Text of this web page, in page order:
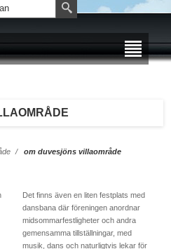
/ om duvesjöns villaområde
Det finns även en liten festplats med
dansbana där föreningen anordnar
midsommarfestligheter och andra
gemensamma tillställningar, med
musik, dans och naturligtvis lekar för